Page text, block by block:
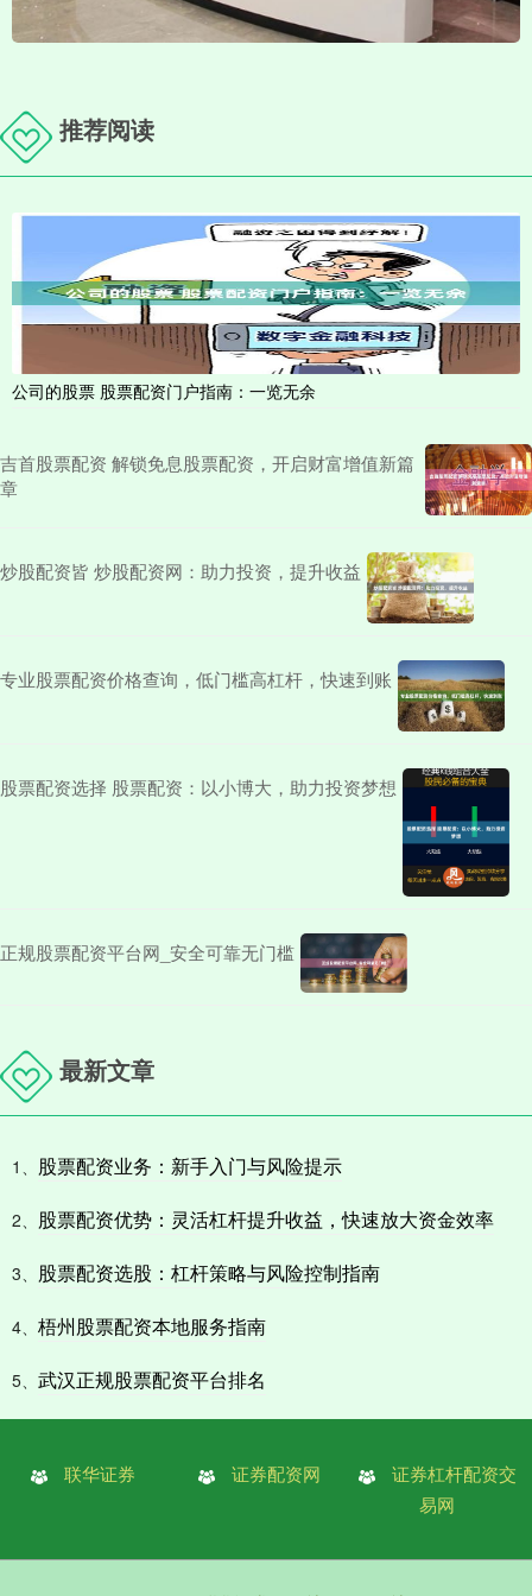
推荐阅读
公司的股票 股票配资门户指南：一览无余
吉首股票配资 解锁免息股票配资，开启财富增值新篇
章
炒股配资皆 炒股配资网：助力投资，提升收益
专业股票配资价格查询，低门槛高杠杆，快速到账
股票配资选择 股票配资：以小博大，助力投资梦想
正规股票配资平台网_安全可靠无门槛
最新文章
1、 股票配资业务：新手入门与风险提示
2、 股票配资优势：灵活杠杆提升收益，快速放大资金效率
3、 股票配资选股：杠杆策略与风险控制指南
4、 梧州股票配资本地服务指南
5、 武汉正规股票配资平台排名
联华证券 证券配资网
证券杠杆配资交
易网